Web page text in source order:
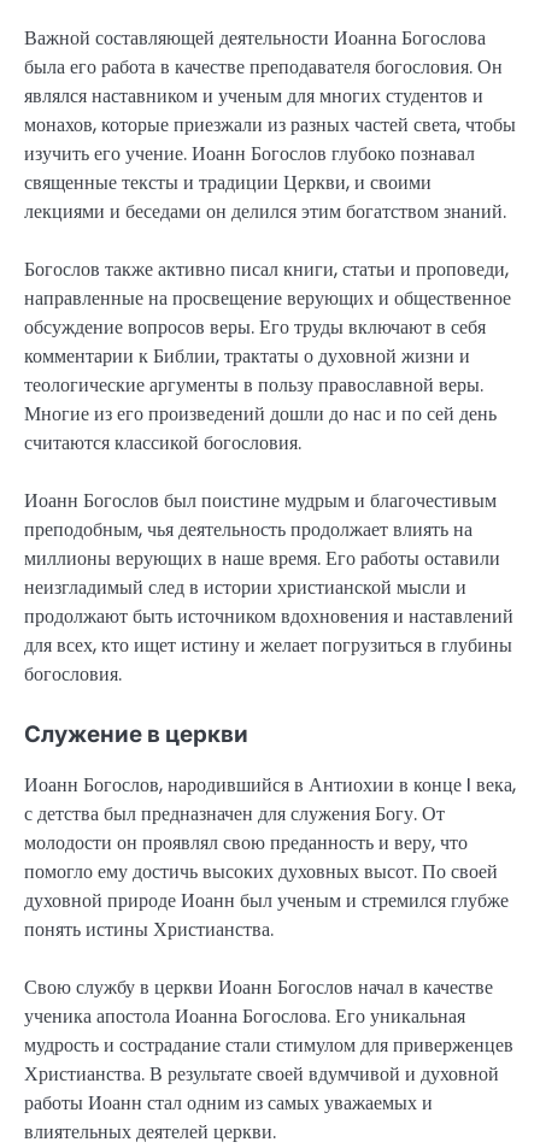
Важной составляющей деятельности Иоанна Богослова
была его работа в качестве преподавателя богословия. Он
являлся наставником и ученым для многих студентов и
монахов, которые приезжали из разных частей света, чтобы
изучить его учение. Иоанн Богослов глубоко познавал
священные тексты и традиции Церкви, и своими
лекциями и беседами он делился этим богатством знаний.
Богослов также активно писал книги, статьи и проповеди,
направленные на просвещение верующих и общественное
обсуждение вопросов веры. Его труды включают в себя
комментарии к Библии, трактаты о духовной жизни и
теологические аргументы в пользу православной веры.
Многие из его произведений дошли до нас и по сей день
считаются классикой богословия.
Иоанн Богослов был поистине мудрым и благочестивым
преподобным, чья деятельность продолжает влиять на
миллионы верующих в наше время. Его работы оставили
неизгладимый след в истории христианской мысли и
продолжают быть источником вдохновения и наставлений
для всех, кто ищет истину и желает погрузиться в глубины
богословия.
Служение в церкви
Иоанн Богослов, народившийся в Антиохии в конце I века,
с детства был предназначен для служения Богу. От
молодости он проявлял свою преданность и веру, что
помогло ему достичь высоких духовных высот. По своей
духовной природе Иоанн был ученым и стремился глубже
понять истины Христианства.
Свою службу в церкви Иоанн Богослов начал в качестве
ученика апостола Иоанна Богослова. Его уникальная
мудрость и сострадание стали стимулом для приверженцев
Христианства. В результате своей вдумчивой и духовной
работы Иоанн стал одним из самых уважаемых и
влиятельных деятелей церкви.